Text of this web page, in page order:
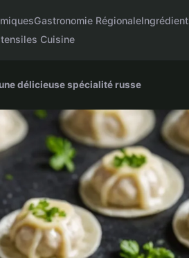
Gastronomie Régionale
Cuisine
délicieuse spécialité russe